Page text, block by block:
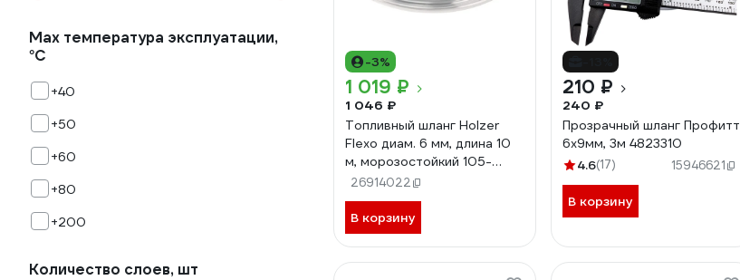
Мах температура эксплуатации,
°С
+40
+50
+60
+80
+200
Количество слоев, шт
-3%
1 019 ₽
1 046 ₽
Топливный шланг Holzer
Flexo диам. 6 мм, длина 10
м, морозостойкий 105-
10610M
26914022
В корзину
210 ₽
240 ₽
Прозрачный шланг Профитт
6x9мм, 3м 4823310
4.6(17) 15946621
В корзину